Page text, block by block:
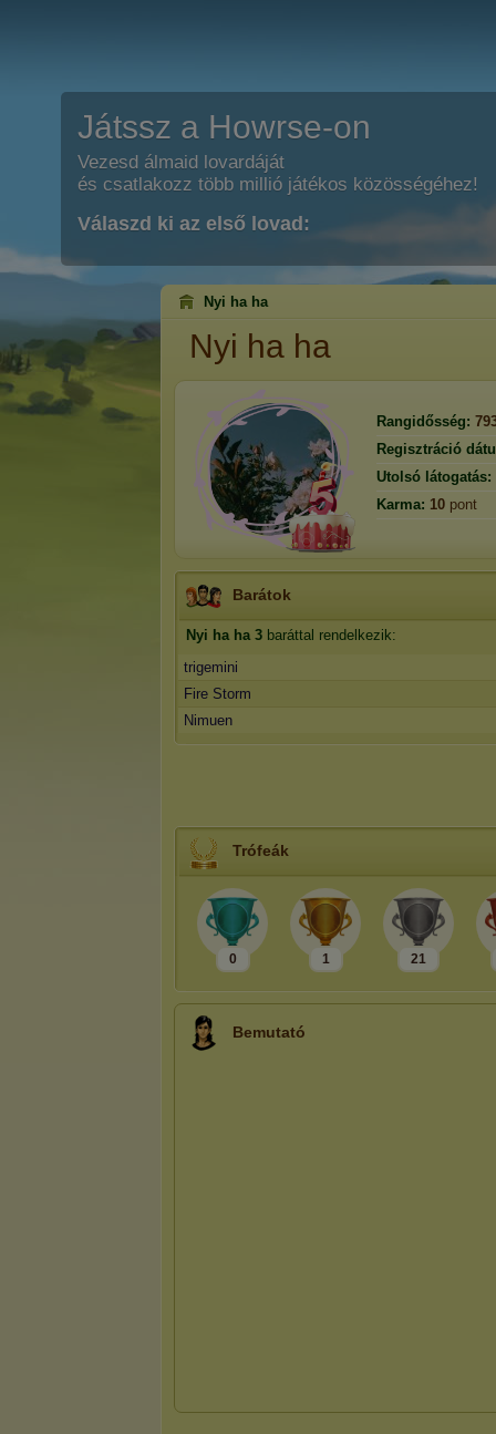
Játssz a Howrse-on
Vezesd álmaid lovardáját
és csatlakozz több millió játékos közösségéhez!
Válaszd ki az első lovad:
Nyi ha ha
Nyi ha ha
Rangidősség:
Regisztráció
Utolsó látogatás:
Karma: 10 pont
Barátok
Nyi ha ha 3 baráttal rendelkezik:
trigemini
Fire Storm
Nimuen
Trófeák
0 1 21
Bemutató